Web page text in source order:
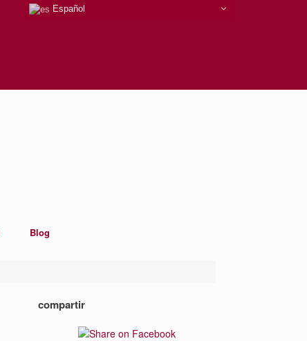
Blog
compartir
Español